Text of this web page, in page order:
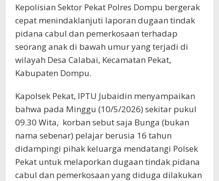
Kepolisian Sektor Pekat Polres Dompu bergerak
cepat menindaklanjuti laporan dugaan tindak
pidana cabul dan pemerkosaan terhadap
seorang anak di bawah umur yang terjadi di
wilayah Desa Calabai, Kecamatan Pekat,
Kabupaten Dompu.
Kapolsek Pekat, IPTU Jubaidin menyampaikan
bahwa pada Minggu (10/5/2026) sekitar pukul
09.30 Wita, korban sebut saja Bunga (bukan
nama sebenar) pelajar berusia 16 tahun
didampingi pihak keluarga mendatangi Polsek
Pekat untuk melaporkan dugaan tindak pidana
cabul dan pemerkosaan yang diduga dilakukan